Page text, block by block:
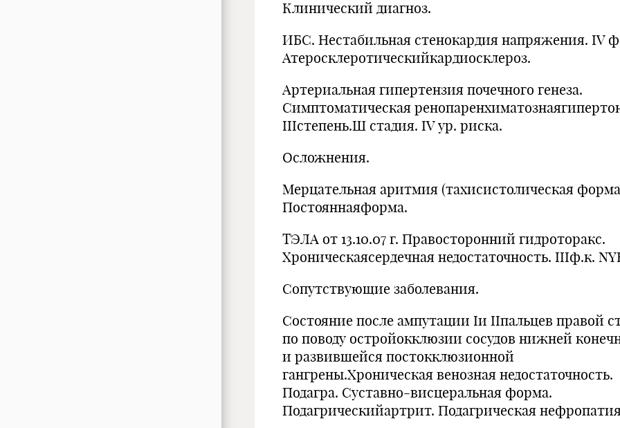
Клинический диагноз.
ИБС. Нестабильная стенокардия напряжения. IV
Атеросклеротическийкардиосклероз.
Артериальная гипертензия почечного генеза.
Симптоматическая
IIIcтепень.Ш стадия. IV ур. риска.
Осложнения.
Мерцательная аритмия (тахисистолическая
Постояннаяформа.
ТЭЛА от 13.10.07 г. Правосторонний гидроторакс.
Хроническаясердечная недостаточность. IIIф.к.
Сопутствующие заболевания.
Состояние после ампутации Iи IIпальцев правой
по поводу остройокклюзии сосудов нижней
и развившейся постокклюзионной
гангрены.Хроническая венозная недостаточность.
Подагра. Суставно-висцеральная форма.
Подагрическийартрит. Подагрическая